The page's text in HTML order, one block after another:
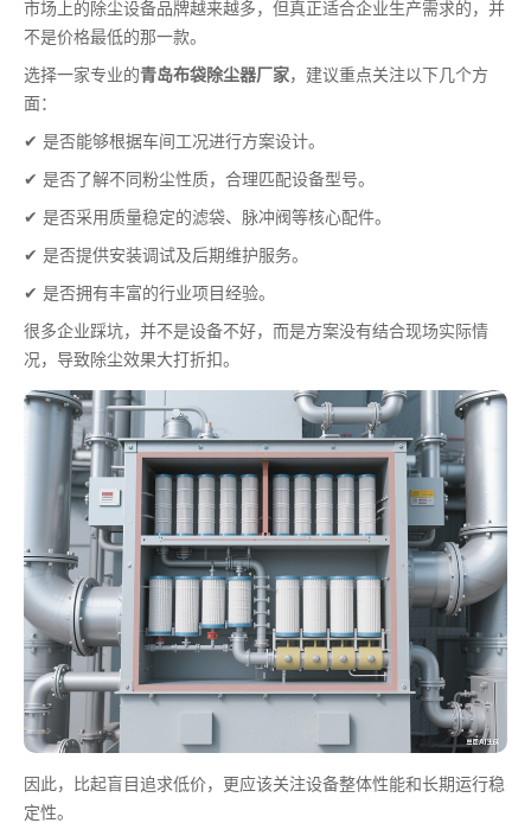
市场上的除尘设备品牌越来越多，但真正适合企业生产需求的，并
不是价格最低的那一款。
选择一家专业的青岛布袋除尘器厂家，建议重点关注以下几个方
面：
✔ 是否能够根据车间工况进行方案设计。
✔ 是否了解不同粉尘性质，合理匹配设备型号。
✔ 是否采用质量稳定的滤袋、脉冲阀等核心配件。
✔ 是否提供安装调试及后期维护服务。
✔ 是否拥有丰富的行业项目经验。
很多企业踩坑，并不是设备不好，而是方案没有结合现场实际情
况，导致除尘效果大打折扣。
因此，比起盲目追求低价，更应该关注设备整体性能和长期运行稳
定性。